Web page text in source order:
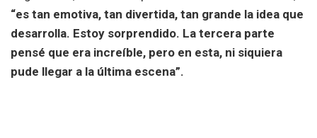
“es tan emotiva, tan divertida, tan grande la idea que
desarrolla. Estoy sorprendido. La tercera parte
pensé que era increíble, pero en esta, ni siquiera
pude llegar a la última escena”.